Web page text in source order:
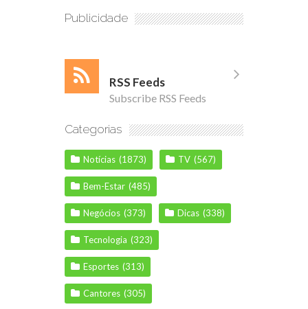
Publicidade
RSS Feeds
Subscribe RSS Feeds
Categorias
Notícias (1873) TV (567)
Bem-Estar (485)
Negócios (373) Dicas (338)
Tecnologia (323)
Esportes (313)
Cantores (305)